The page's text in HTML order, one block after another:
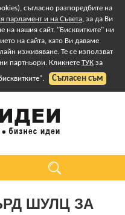
съгласно разпоредбите на
парламент и на Съвета, за да Ви
на нашия сайт. "Бисквитките" ни
на сайта, като Ви даваме
изживяване. Те се използват
партньори. Кликнете ТУК за
Съгласен съм
ШУЛЦ ЗА